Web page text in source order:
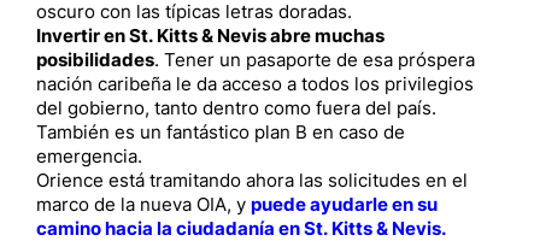
oscuro con las típicas letras doradas.
Invertir en St. Kitts & Nevis abre muchas
posibilidades. Tener un pasaporte de esa próspera
nación caribeña le da acceso a todos los privilegios
del gobierno, tanto dentro como fuera del país.
También es un fantástico plan B en caso de
emergencia.
Orience está tramitando ahora las solicitudes en el
marco de la nueva OIA, y puede ayudarle en su
camino hacia la ciudadanía en St. Kitts & Nevis.